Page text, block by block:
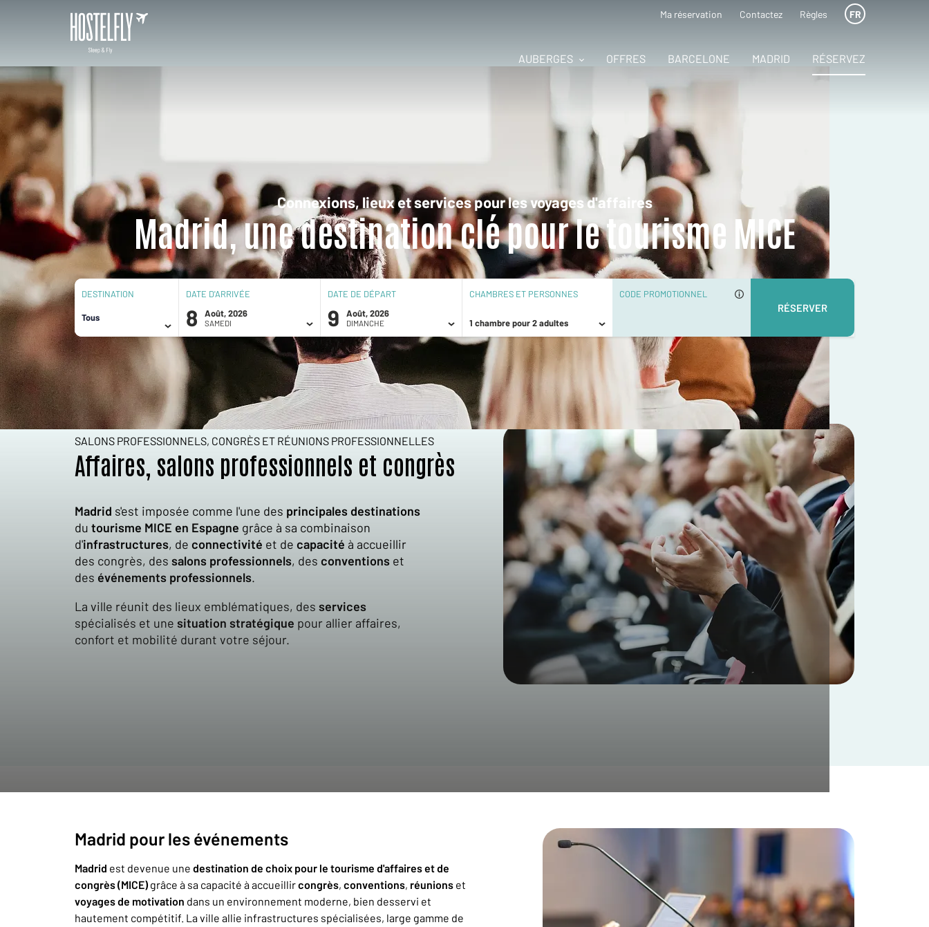
Ma réservation Contactez Règles FR
AUBERGES OFFRES BARCELONE MADRID RÉSERVEZ
Connexions, lieux et services pour les voyages d'affaires
Madrid, une destination clé pour le tourisme MICE
DESTINATION
Tous
DATE D'ARRIVÉE
8 Août, 2026
SAMEDI
DATE DE DÉPART
9 Août, 2026
DIMANCHE
CHAMBRES ET PERSONNES
1 chambre pour 2 adultes
CODE PROMOTIONNEL
RÉSERVER
Hostelfly Expériences à Madrid MICE
SALONS PROFESSIONNELS, CONGRÈS ET RÉUNIONS PROFESSIONNELLES
Affaires, salons professionnels et congrès
Madrid s'est imposée comme l'une des principales destinations
du tourisme MICE en Espagne grâce à sa combinaison
d'infrastructures, de connectivité et de capacité à accueillir
des congrès, des salons professionnels, des conventions et
des événements professionnels.
La ville réunit des lieux emblématiques, des services
spécialisés et une situation stratégique pour allier affaires,
confort et mobilité durant votre séjour.
Madrid pour les événements
Madrid est devenue une destination de choix pour le tourisme d'affaires et de
congrès (MICE) grâce à sa capacité à accueillircongrès, conventions, réunions et
voyages de motivation dans un environnement moderne, bien desservi et
hautement compétitif. La ville allie infrastructures spécialisées, large gamme de